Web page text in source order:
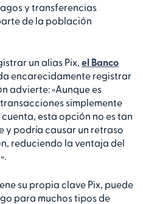
y transferencias
de la población
un alias Pix, el Banco
encarecidamente registrar
advierte: «Aunque es
simplemente
esta opción no es tan
y podría causar un retraso
reduciendo la ventaja del
su propia clave Pix, puede
para muchos tipos de